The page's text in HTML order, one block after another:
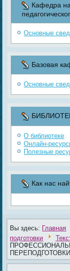
Кафедра
Основные
Базовая
Основные
О библиотеке
Онлайн-
Полезные
Как нас
Вы здесь: Главная
подготовки